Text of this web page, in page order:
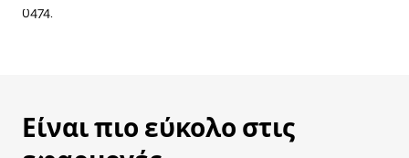
0474.
Είναι πιο εύκολο στις